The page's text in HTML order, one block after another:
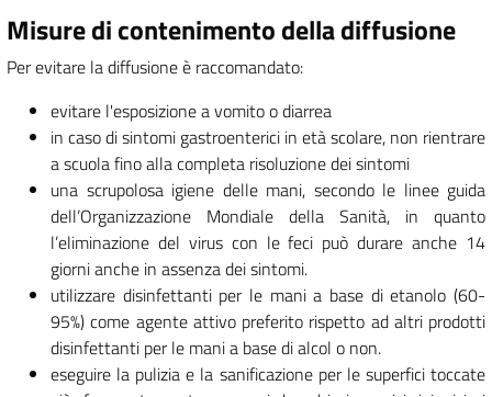
Misure di contenimento della diffusione
Per evitare la diffusione è raccomandato:
evitare l'esposizione a vomito o diarrea
in caso di sintomi gastroenterici in età scolare, non rientrare
a scuola fino alla completa risoluzione dei sintomi
una scrupolosa igiene delle mani, secondo le linee guida
dell’Organizzazione Mondiale della Sanità, in quanto
l’eliminazione del virus con le feci può durare anche 14
giorni anche in assenza dei sintomi.
utilizzare disinfettanti per le mani a base di etanolo (60-
95%) come agente attivo preferito rispetto ad altri prodotti
disinfettanti per le mani a base di alcol o non.
eseguire la pulizia e la sanificazione per le superfici toccate